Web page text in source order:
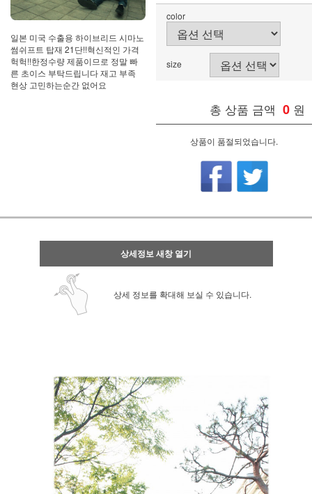
일본 미국 수출용 하이브리드 시마노
썸쉬프트 탑재 21단!!혁신적인 가격
헉헉!!한정수량 제품이므로 정말 빠
른 초이스 부탁드립니다 재고 부족
현상 고민하는순간 없어요
color
size
총 상품 금액 0 원
상품이 품절되었습니다.
상세정보 새창 열기
상세 정보를 확대해 보실 수 있습니다.